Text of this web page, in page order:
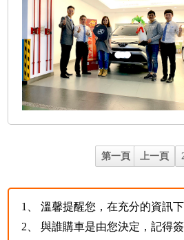
第一頁 上一頁
1、
溫馨提醒您，在充分的資訊
2、
與誰購車是由您決定，記得